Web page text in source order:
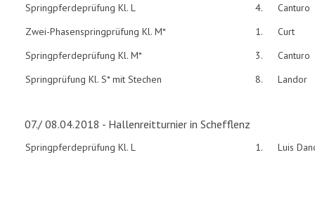
Springpferdeprüfung Kl. L
4.
Canturo
Zwei-Phasenspringprüfung Kl. M*
1.
Curt
Springpferdeprüfung Kl. M*
3.
Canturo
Springprüfung Kl. S* mit Stechen
8. Landor
07./ 08.04.2018 - Hallenreitturnier in Schefflenz
Springpferdeprüfung Kl. L 1. Luis